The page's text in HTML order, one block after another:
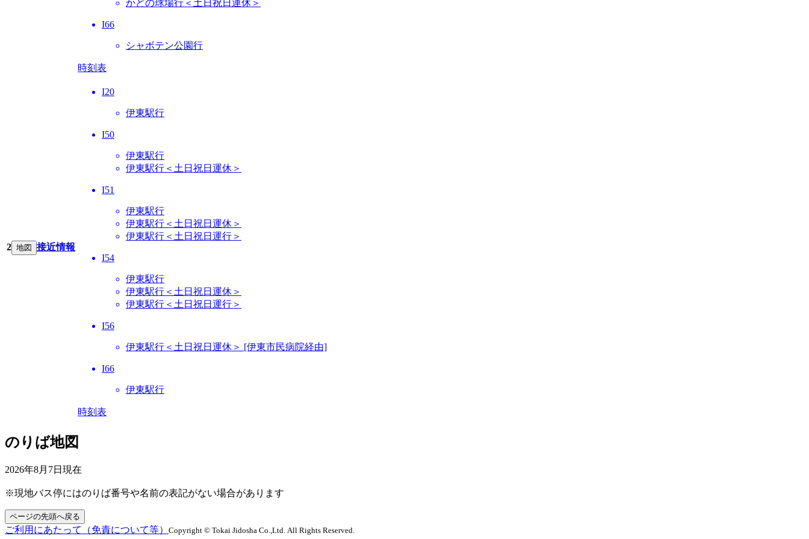
かどの球場行＜土日祝日運休＞
I66
シャボテン公園行
時刻表
2 地図 接近情報
I20
伊東駅行
I50
伊東駅行
伊東駅行＜土日祝日運休＞
I51
伊東駅行
伊東駅行＜土日祝日運休＞
伊東駅行＜土日祝日運行＞
I54
伊東駅行
伊東駅行＜土日祝日運休＞
伊東駅行＜土日祝日運行＞
I56
伊東駅行＜土日祝日運休＞ [伊東市民病院経由]
I66
伊東駅行
時刻表
のりば地図
2026年8月7日 現在
※現地バス停にはのりば番号や名前の表記がない場合があります
ページの先頭へ戻る
ご利用にあたって（免責について等） Copyright © Tokai Jidosha Co.,Ltd. All Rights Reserved.